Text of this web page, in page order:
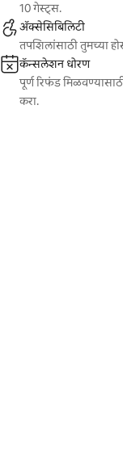
10 गेस्ट्स.
ॲक्सेसिबिलिटी
तपशिलांसाठी तुमच्या
कॅन्सलेशन धोरण
पूर्ण रिफंड
करा.